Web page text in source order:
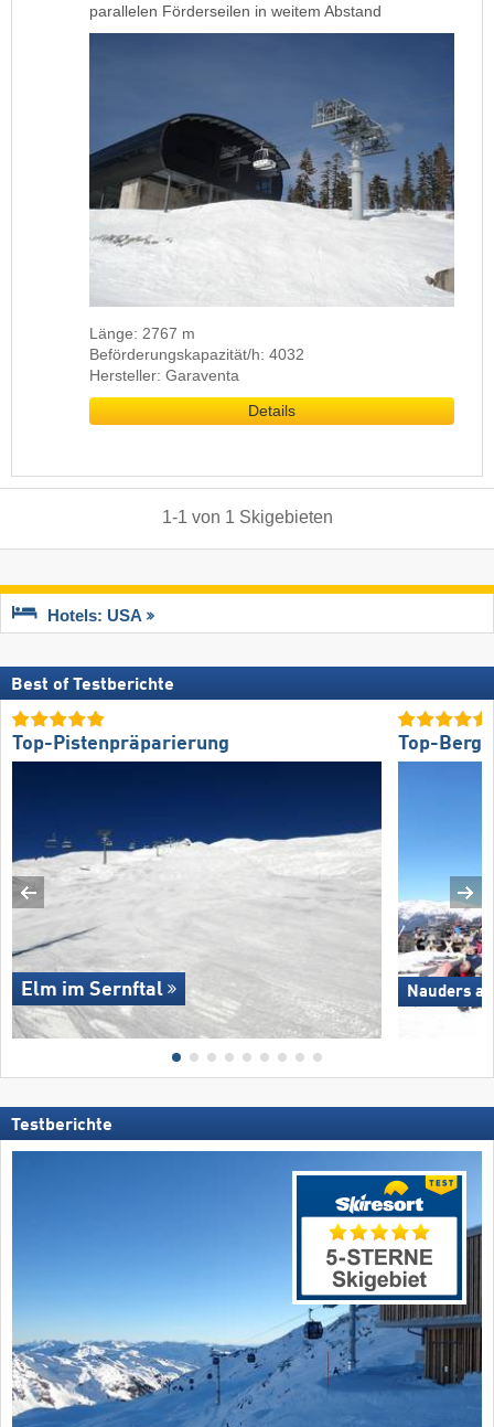
parallelen Förderseilen in weitem Abstand
Länge: 2767 m
Beförderungskapazität/h: 4032
Hersteller: Garaventa
Details
1-1 von 1 Skigebieten
Hotels: USA
Best of Testberichte
Top-Pistenpräparierung
Elm im Sernftal
Top-
Nauders
Testberichte